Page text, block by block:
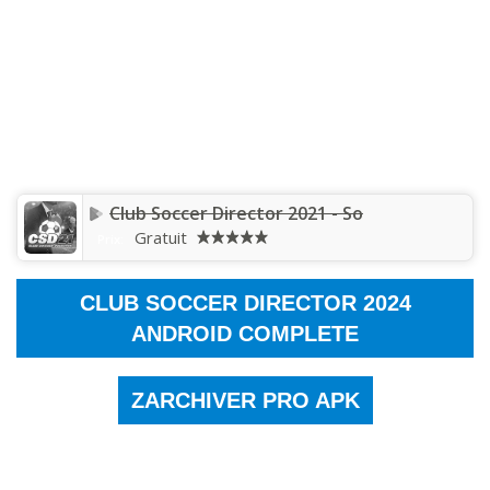
Club Soccer Director 2021 - So
Gratuit
CLUB SOCCER DIRECTOR 2024
ANDROID COMPLETE
ZARCHIVER PRO APK